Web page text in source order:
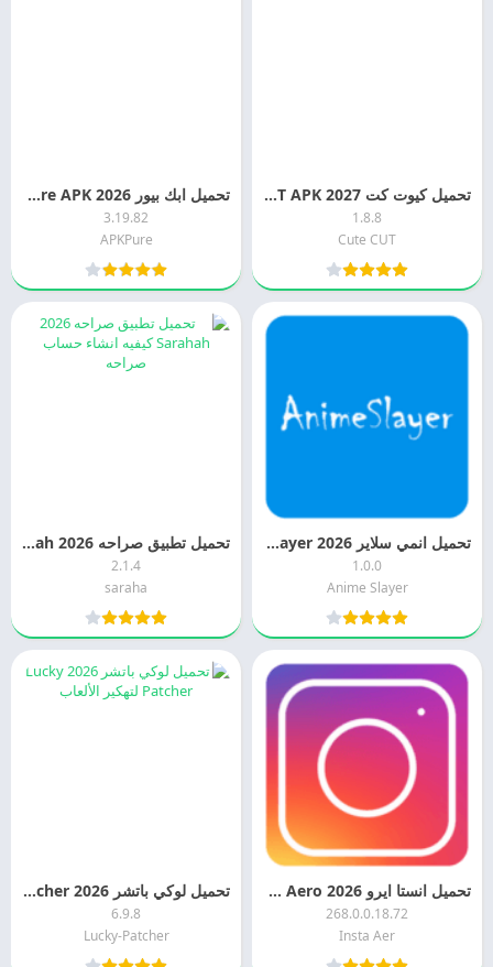
تحميل كيوت كت 2027 Cute CUT APK مهكر اخر اصدار مجانا
1.8.8
Cute CUT
تحميل ابك بيور 2026 APKPure APK اخر اصدار مجانا
3.19.82
APKPure
تحميل انمي سلاير 2026 Anime Slayer اخر اصدار مجانا
1.0.0
Anime Slayer
تحميل تطبيق صراحه 2026 Sarahah كيفيه انشاء حساب صراحه
2.1.4
saraha
تحميل انستا ايرو 2026 Insta Aero اخر اصدار مجانا
268.0.0.18.72
Insta Aer
تحميل لوكي باتشر 2026 Lucky Patcher لتهكير الألعاب
6.9.8
Lucky-Patcher